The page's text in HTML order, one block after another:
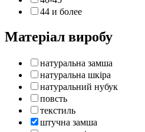
44 и более
Матеріал виробу
натуральна замша
натуральна шкіра
натуральний нубук
повсть
текстиль
штучна замша